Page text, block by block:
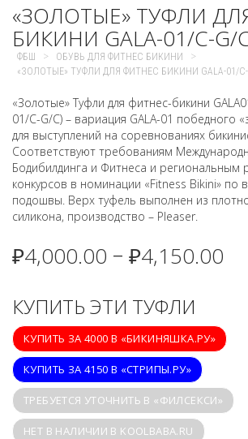
«ЗОЛОТЫЕ» ТУФЛИ
БИКИНИ GALA-01/C-G/
ФБШ > ОБУВЬ ДЛЯ ФИТНЕС БИКИНИ >
«ЗОЛОТЫЕ» ТУФЛИ ДЛЯ ФИТНЕС БИКИНИ GALA-01/C-
«Золотые» Туфли для фитнес-бикини
01/C-G/C) – вариация GALA-01 победного
для выступлений на соревнованиях
Соответствуют требованиям
Бодибилдинга и Фитнеса и региональным
конкурсов в номинации «Fitness Bikini» по
подошвы. Верх туфель выполнен из
силикона, производство – Pleaser.
₽4,000.00 – ₽4,150.00
КУПИТЬ ЭТИ ТУФЛИ
КУПИТЬ ЗА 4000 В «БИКИНЯШКА.РУ»
КУПИТЬ ЗА 4150 В «СТРИПЫ.РУ»
ТРЕБУЕТСЯ УТОЧНИТЬ В «ФИЛСЕКСИ»
НЕТ В НАЛИЧИИ В KOOLBABA.RU